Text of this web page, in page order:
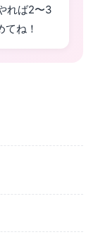
れば2〜3
ね！